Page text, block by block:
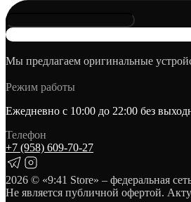
Мы предлагаем оригинальные
Режим работы
Ежедневно с 10:00 до 22:00 без
Телефон
+7 (958) 609‑70‑27
2026 © «9:41 Store» – федеральная
Не является публичной офертой.